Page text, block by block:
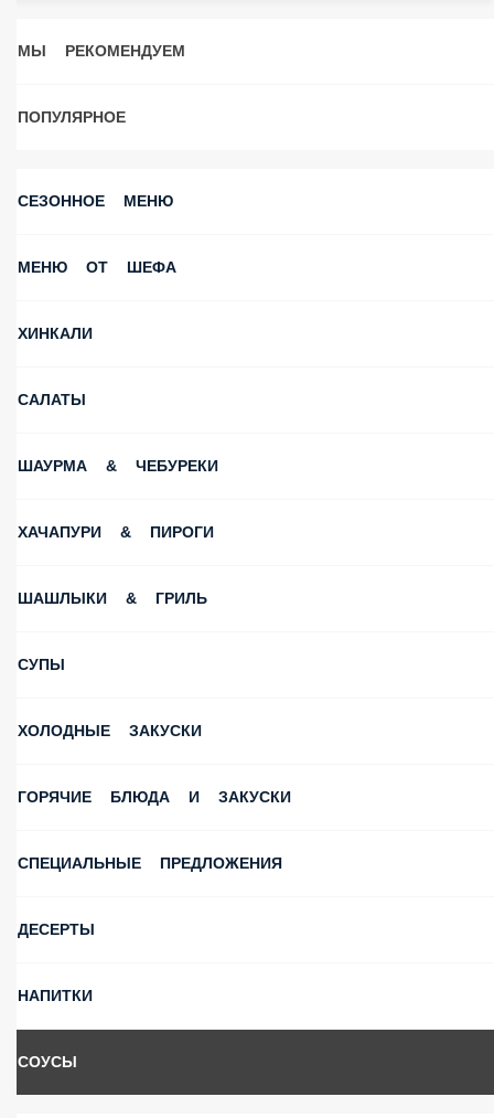
МЫ РЕКОМЕНДУЕМ
ПОПУЛЯРНОЕ
СЕЗОННОЕ МЕНЮ
МЕНЮ ОТ ШЕФА
ХИНКАЛИ
САЛАТЫ
ШАУРМА & ЧЕБУРЕКИ
ХАЧАПУРИ & ПИРОГИ
ШАШЛЫКИ & ГРИЛЬ
СУПЫ
ХОЛОДНЫЕ ЗАКУСКИ
ГОРЯЧИЕ БЛЮДА И ЗАКУСКИ
СПЕЦИАЛЬНЫЕ ПРЕДЛОЖЕНИЯ
ДЕСЕРТЫ
НАПИТКИ
СОУСЫ